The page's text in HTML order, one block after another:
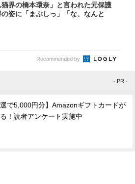
猫界の橋本環奈」と言われた元保護
姿に「まぶしっ」「な、なんと
Recommended by
- PR -
選で5,000円分】Amazonギフトカードが
！読者アンケート実施中